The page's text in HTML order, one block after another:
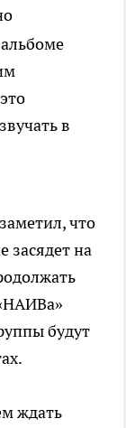
в
что
засядет на
будут
ждать